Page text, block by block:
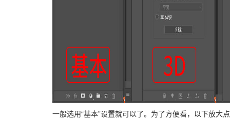
一般选用“基本”设置就可以了。为了方便看，以下放大